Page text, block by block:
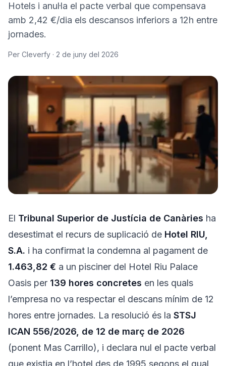
Prova'l gratis
Hotels i anul·la el pacte verbal que compensava
amb 2,42 €/dia els descansos inferiors a 12h entre
jornades.
Per Cleverfy · 2 de juny del 2026
El Tribunal Superior de Justícia de Canàries ha
desestimat el recurs de suplicació de Hotel RIU,
S.A. i ha confirmat la condemna al pagament de
1.463,82 € a un pisciner del Hotel Riu Palace
Oasis per 139 hores concretes en les quals
l’empresa no va respectar el descans mínim de 12
hores entre jornades. La resolució és la STSJ
ICAN 556/2026, de 12 de març de 2026
(ponent Mas Carrillo), i declara nul el pacte verbal
que existia en l’hotel des de 1995 segons el qual